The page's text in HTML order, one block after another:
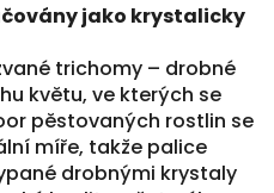
jako krystalicky
trichomy – drobné
květu, ve kterých se
pěstovaných rostlin se
míře, takže palice
drobnými krystaly